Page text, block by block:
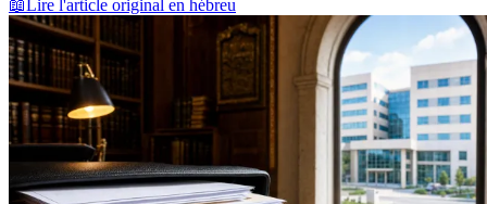
📖Lire l'article original en hébreu